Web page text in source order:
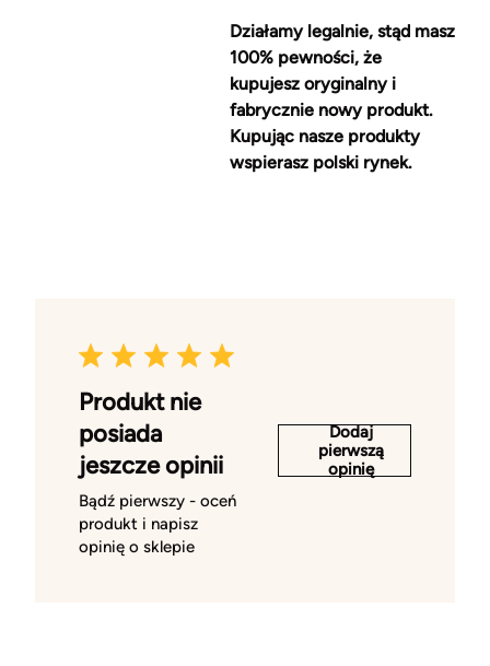
Działamy legalnie, stąd masz
100% pewności, że
kupujesz oryginalny i
fabrycznie nowy produkt.
Kupując nasze produkty
wspierasz polski rynek.
Produkt nie
posiada
jeszcze opinii
Bądź pierwszy - oceń
produkt i napisz
opinię o sklepie
Dodaj
pierwszą
opinię